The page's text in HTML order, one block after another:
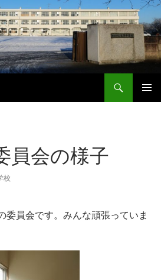
会の様子
校
委員会です。みんな頑張っていま